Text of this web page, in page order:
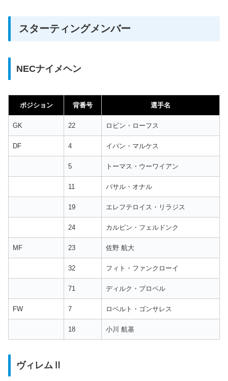
スターティングメンバー
NECナイメヘン
ポジション 背番号 選手名
GK 22 ロビン・ローフス
DF 4 イバン・マルケス
5 トーマス・ウーワイアン
11 バサル・オナル
19 エレフテロイス・リラジス
24 カルビン・フェルドンク
MF 23 佐野 航大
32 フィト・ファンクローイ
71 ディルク・プロペル
FW 7 ロベルト・ゴンサレス
18 小川 航基
ヴィレムⅡ